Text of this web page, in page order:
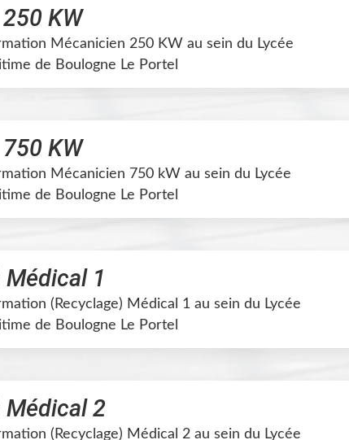
KW
Mécanicien 250 KW au sein du Lycée
de Boulogne Le Portel
KW
Mécanicien 750 kW au sein du Lycée
de Boulogne Le Portel
1
(Recyclage) Médical 1 au sein du Lycée
de Boulogne Le Portel
Médical 2
(Recyclage) Médical 2 au sein du Lycée